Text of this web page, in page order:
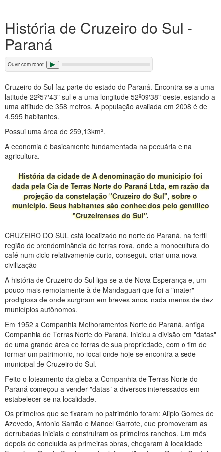
História de Cruzeiro do Sul -
Paraná
Ouvir com robot
Cruzeiro do Sul faz parte do estado do Paraná. Encontra-se a uma
latitude 22º57′43" sul e a uma longitude 52º09′38" oeste, estando a
uma altitude de 358 metros. A população avaliada em 2008 é de
4.595 habitantes.
Possui uma área de 259,13km².
A economia é basicamente fundamentada na pecuária e na
agricultura.
História da cidade de A denominação do municipio foi
dada pela Cia de Terras Norte do Paraná Ltda, em razão da
projeção da constelação "Cruzeiro do Sul", sobre o
município. Seus habitantes são conhecidos pelo gentílico
"Cruzeirenses do Sul".
CRUZEIRO DO SUL está localizado no norte do Paraná, na fertil
região de prendominância de terras roxa, onde a monocultura do
café num ciclo relativamente curto, conseguiu criar uma nova
civilização
A história de Cruzeiro do Sul liga-se a de Nova Esperança e, um
pouco mais remotamente à de Mandaguari que foi a "mater"
prodigiosa de onde surgiram em breves anos, nada menos de dez
municípios autônomos.
Em 1952 a Companhia Melhoramentos Norte do Paraná, antiga
Companhia de Terras Norte do Paraná, iniciou a divisão em "datas"
de uma grande área de terras de sua propriedade, com o fim de
formar um patrimônio, no local onde hoje se encontra a sede
municipal de Cruzeiro do Sul.
Feito o loteamento da gleba a Companhia de Terras Norte do
Paraná começou a vender "datas" a diversos interessados em
estabelecer-se na localidade.
Os primeiros que se fixaram no patrimônio foram: Alipio Gomes de
Azevedo, Antonio Sarrão e Manoel Garrote, que promoveram as
derrubadas iniciais e construiram os primeiros ranchos. Um mês
depois de concluida as primeiras obras, chegaram à localidade